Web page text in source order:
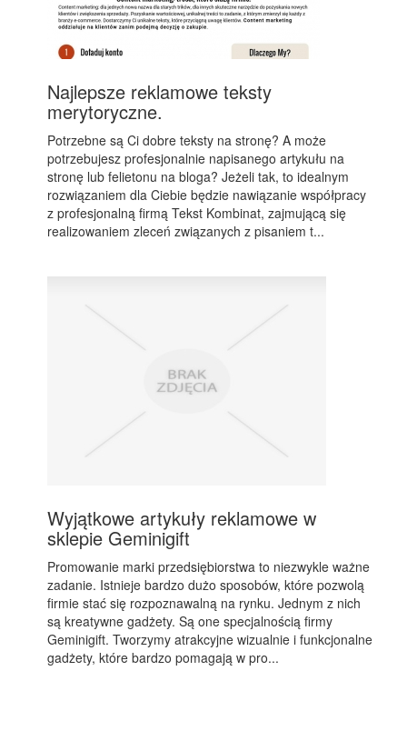
Najlepsze reklamowe teksty
merytoryczne.
Potrzebne są Ci dobre teksty na stronę? A może
potrzebujesz profesjonalnie napisanego artykułu na
stronę lub felietonu na bloga? Jeżeli tak, to idealnym
rozwiązaniem dla Ciebie będzie nawiązanie współpracy
z profesjonalną firmą Tekst Kombinat, zajmującą się
realizowaniem zleceń związanych z pisaniem t...
Wyjątkowe artykuły reklamowe w
sklepie Geminigift
Promowanie marki przedsiębiorstwa to niezwykle ważne
zadanie. Istnieje bardzo dużo sposobów, które pozwolą
firmie stać się rozpoznawalną na rynku. Jednym z nich
są kreatywne gadżety. Są one specjalnością firmy
Geminigift. Tworzymy atrakcyjne wizualnie i funkcjonalne
gadżety, które bardzo pomagają w pro...